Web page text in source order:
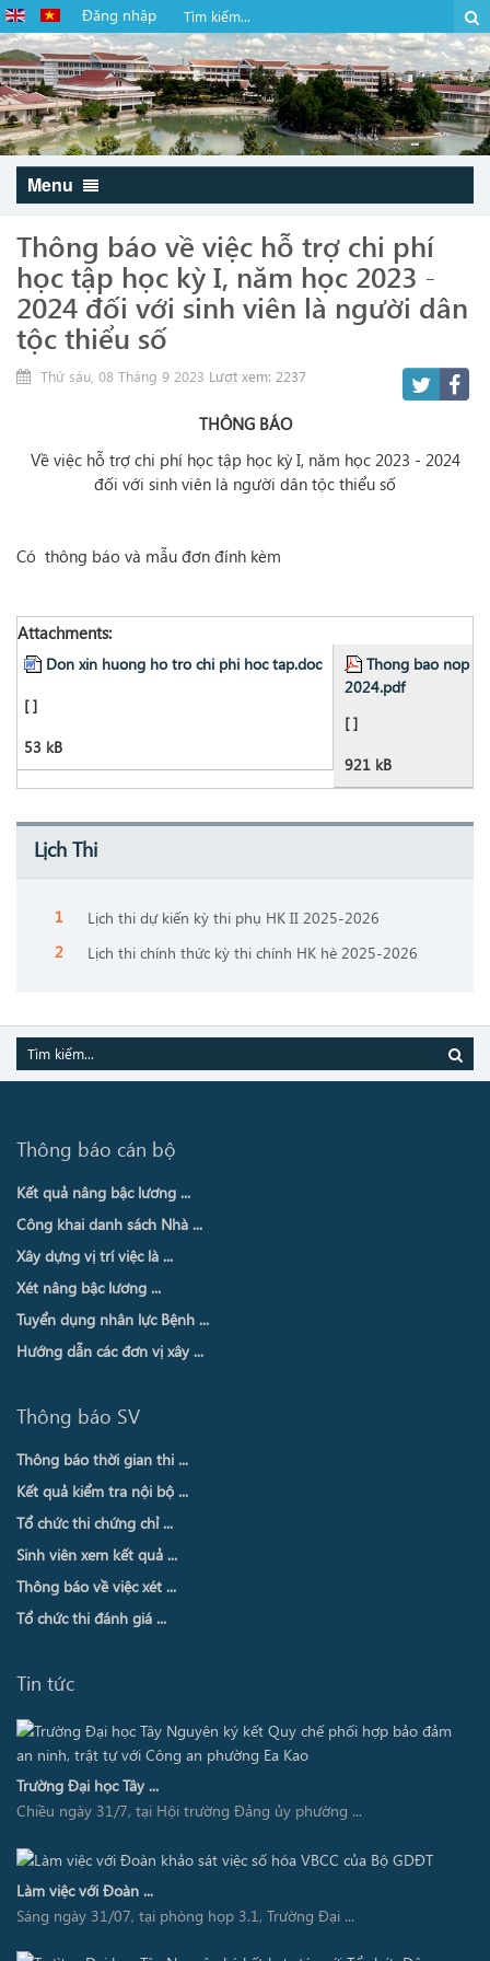
Đăng nhập
Menu
Thông báo về việc hỗ trợ chi phí
học tập học kỳ I, năm học 2023 -
2024 đối với sinh viên là người dân
tộc thiểu số
Thứ sáu, 08 Tháng 9 2023 Lượt xem: 2237
THÔNG BÁO
Về việc hỗ trợ chi phí học tập học kỳ I, năm học 2023 - 2024
đối với sinh viên là người dân tộc thiểu số
Có thông báo và mẫu đơn đính kèm
Attachments:
Don xin huong ho tro chi phi hoc tap.doc
[ ]
53 kB
Thong bao nop
2024.pdf
[ ]
921 kB
Lịch Thi
Lịch thi dự kiến kỳ thi phụ HK II 2025-2026
Lịch thi chính thức kỳ thi chính HK hè 2025-2026
Thông báo cán bộ
Kết quả nâng bậc lương ...
Công khai danh sách Nhà ...
Xây dựng vị trí việc là ...
Xét nâng bậc lương ...
Tuyển dụng nhân lực Bệnh ...
Hướng dẫn các đơn vị xây ...
Thông báo SV
Thông báo thời gian thi ...
Kết quả kiểm tra nội bộ ...
Tổ chức thi chứng chỉ ...
Sinh viên xem kết quả ...
Thông báo về việc xét ...
Tổ chức thi đánh giá ...
Tin tức
Trường Đại học Tây ...
Chiều ngày 31/7, tại Hội trường Đảng ủy phường ...
Làm việc với Đoàn ...
Sáng ngày 31/07, tại phòng họp 3.1, Trường Đại ...